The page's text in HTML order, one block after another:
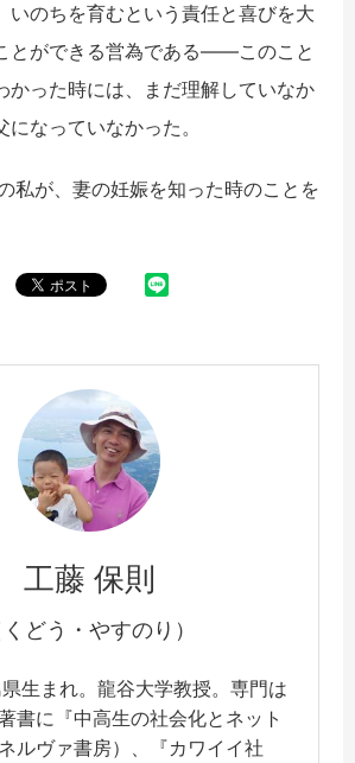
いのちを育むという責任と喜びを大
とができる営為である――このこと
かった時には、まだ理解していなか
なっていなかった。
私が、妻の妊娠を知った時のことを
工藤 保則
くどう・やすのり）
生まれ。龍谷大学教授。専門は
書に『中高生の社会化とネット
ルヴァ書房）、『カワイイ社